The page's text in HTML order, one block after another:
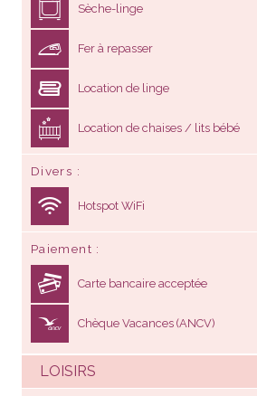
Sèche-linge
Fer à repasser
Location de linge
Location de chaises / lits bébé
Divers
Hotspot WiFi
Paiement
Carte bancaire acceptée
Chèque Vacances (ANCV)
LOISIRS